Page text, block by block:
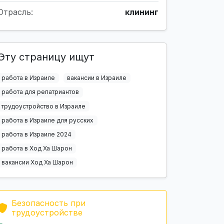
клининг
страницу ищут
работа в Израиле
вакансии в Израиле
работа для репатриантов
трудоустройство в Израиле
работа в Израиле для русских
работа в Израиле 2024
работа в Ход Ха Шарон
вакансии Ход Ха Шарон
Безопасность при
трудоустройстве